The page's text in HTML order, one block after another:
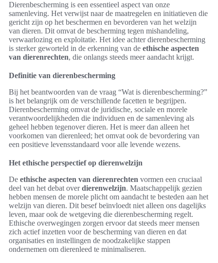
Dierenbescherming is een essentieel aspect van onze
samenleving. Het verwijst naar de maatregelen en initiatieven die
gericht zijn op het beschermen en bevorderen van het welzijn
van dieren. Dit omvat de bescherming tegen mishandeling,
verwaarlozing en exploitatie. Het idee achter dierenbescherming
is sterker geworteld in de erkenning van de ethische aspecten
van dierenrechten, die onlangs steeds meer aandacht krijgt.
Definitie van dierenbescherming
Bij het beantwoorden van de vraag “Wat is dierenbescherming?”
is het belangrijk om de verschillende facetten te begrijpen.
Dierenbescherming omvat de juridische, sociale en morele
verantwoordelijkheden die individuen en de samenleving als
geheel hebben tegenover dieren. Het is meer dan alleen het
voorkomen van dierenleed; het omvat ook de bevordering van
een positieve levensstandaard voor alle levende wezens.
Het ethische perspectief op dierenwelzijn
De ethische aspecten van dierenrechten vormen een cruciaal
deel van het debat overdierenwelzijn. Maatschappelijk gezien
hebben mensen de morele plicht om aandacht te besteden aan het
welzijn van dieren. Dit besef beïnvloedt niet alleen ons dagelijks
leven, maar ook de wetgeving die dierenbescherming regelt.
Ethische overwegingen zorgen ervoor dat steeds meer mensen
zich actief inzetten voor de bescherming van dieren en dat
organisaties en instellingen de noodzakelijke stappen
ondernemen om dierenleed te minimaliseren.